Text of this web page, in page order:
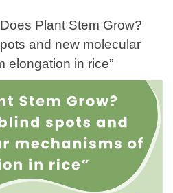
Plant Stem Grow?
and new molecular
elongation in rice”